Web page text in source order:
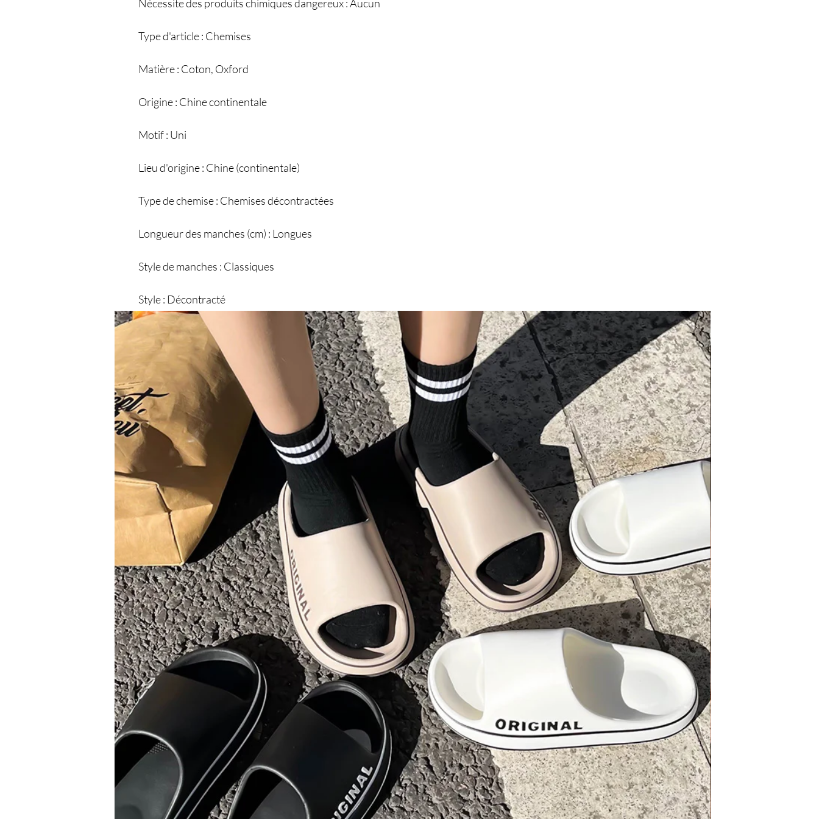
Nécessite des produits chimiques dangereux : Aucun
Type d'article : Chemises
Matière : Coton, Oxford
Origine : Chine continentale
Motif : Uni
Lieu d'origine : Chine (continentale)
Type de chemise : Chemises décontractées
Longueur des manches (cm) : Longues
Style de manches : Classiques
Style : Décontracté